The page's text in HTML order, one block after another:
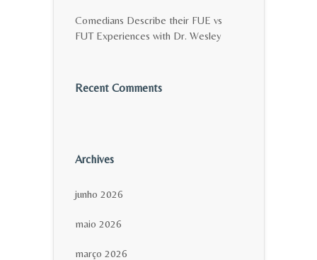
Comedians Describe their FUE vs
FUT Experiences with Dr. Wesley
Recent Comments
Archives
junho 2026
maio 2026
março 2026